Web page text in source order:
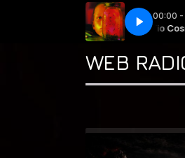
00:00 -
Rock n Roll ♫♫ com * Tio Cosme
Alice in Chains - No Excuses Alice
WEB